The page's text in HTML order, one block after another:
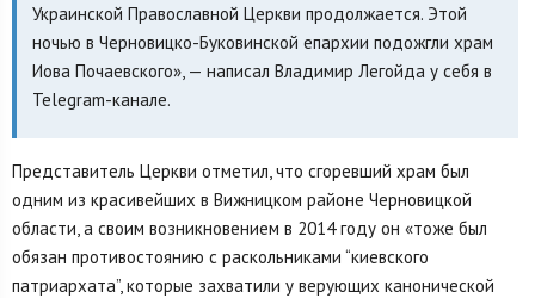
Украинской Православной Церкви продолжается. Этой
ночью в Черновицко-Буковинской епархии подожгли храм
Иова Почаевского», — написал Владимир Легойда у себя в
Telegram-канале.
Представитель Церкви отметил, что сгоревший храм был
одним из красивейших в Вижницком районе Черновицкой
области, а своим возникновением в 2014 году он «тоже был
обязан противостоянию с раскольниками “киевского
патриархата”, которые захватили у верующих канонической